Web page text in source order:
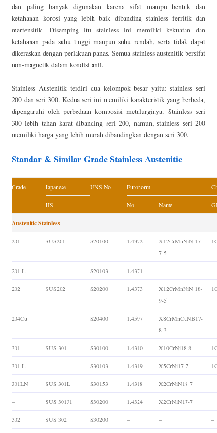
dan paling banyak digunakan karena sifat mampu bentuk dan
ketahanan korosi yang lebih baik dibanding stainless ferritik dan
martensitik. Disamping itu stainless ini memiliki kekuatan dan
ketahanan pada suhu tinggi maupun suhu rendah, serta tidak dapat
dikeraskan dengan perlakuan panas. Semua stainless austenitik bersifat
non-magnetik dalam kondisi anil.
Stainless Austenitik terdiri dua kelompok besar yaitu: stainless seri
200 dan seri 300. Kedua seri ini memiliki karakteristik yang berbeda,
dipengaruhi oleh perbedaan komposisi metalurginya. Stainless seri
300 lebih tahan karat dibanding seri 200, namun, stainless seri 200
memiliki harga yang lebih murah dibandingkan dengan seri 300.
Standar & Similar Grade Stainless Austenitic
Grade Japanese UNS No Euronorm
JIS No Name
Austenitic Stainless
201 SUS201 S20100 1.4372
X12CrMnNiN 17-
7-5
201 L S20103 1.4371
202 SUS202 S20200 1.4373
X12CrMnNiN 18-
9-5
204Cu S20400 1.4597
X8CrMnCuNB17-
8-3
301 SUS 301 S30100 1.4310 X10CrNi18-8
301 L – S30103 1.4319 X5CrNi17-7
301LN SUS 301L S30153 1.4318 X2CrNiN18-7
– SUS 301J1 S30200 1.4324 X2CrNiN17-7
302 SUS 302 S30200 – – –